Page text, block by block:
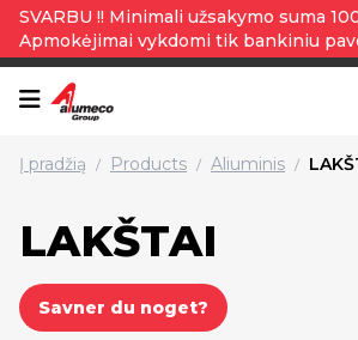
SVARBU !! Minimali užsakymo suma
Apmokėjimai vykdomi tik bankiniu
Į pradžią / Products / Aliuminis /
LAKŠTAI
Savner du noget?